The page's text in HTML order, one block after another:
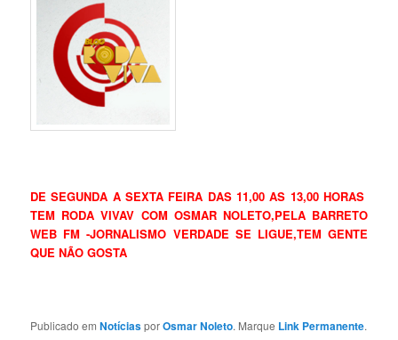
DE SEGUNDA A SEXTA FEIRA DAS 11,00 AS 13,00 HORAS
TEM RODA VIVAV COM OSMAR NOLETO,PELA BARRETO
WEB FM -JORNALISMO VERDADE SE LIGUE,TEM GENTE
QUE NÃO GOSTA
Publicado emNotíciasporOsmar Noleto. Marque Link Permanente.